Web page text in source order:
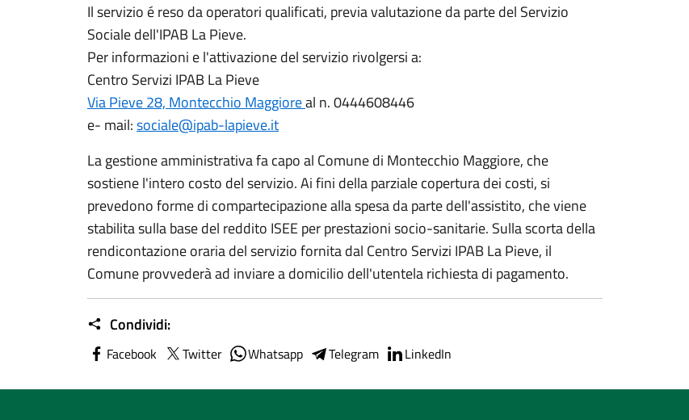
Il servizio é reso da operatori qualificati, previa valutazione da parte del Servizio
Sociale dell'IPAB La Pieve.
Per informazioni e l'attivazione del servizio rivolgersi a:
Centro Servizi IPAB La Pieve
Via Pieve 28, Montecchio Maggioreal n. 0444608446
e- mail:sociale@ipab-lapieve.it
La gestione amministrativa fa capo al Comune di Montecchio Maggiore, che
sostiene l'intero costo del servizio. Ai fini della parziale copertura dei costi, si
prevedono forme di compartecipazione alla spesa da parte dell'assistito, che viene
stabilita sulla base del reddito ISEE per prestazioni socio-sanitarie. Sulla scorta della
rendicontazione oraria del servizio fornita dal Centro Servizi IPAB La Pieve, il
Comune provvederà ad inviare a domicilio dell'utentela richiesta di pagamento.
Condividi:
Facebook Twitter Whatsapp Telegram LinkedIn